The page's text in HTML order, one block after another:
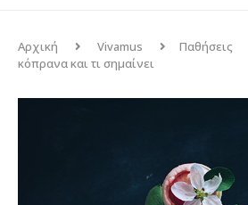
Αρχική Vivamus Παθήσεις
κόπρανα και τι σημαίνει